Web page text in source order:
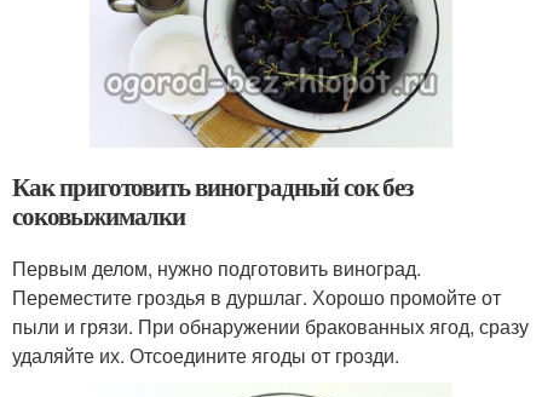
Как приготовить виноградный сок без
соковыжималки
Первым делом, нужно подготовить виноград.
Переместите гроздья в дуршлаг. Хорошо промойте от
пыли и грязи. При обнаружении бракованных ягод, сразу
удаляйте их. Отсоедините ягоды от грозди.